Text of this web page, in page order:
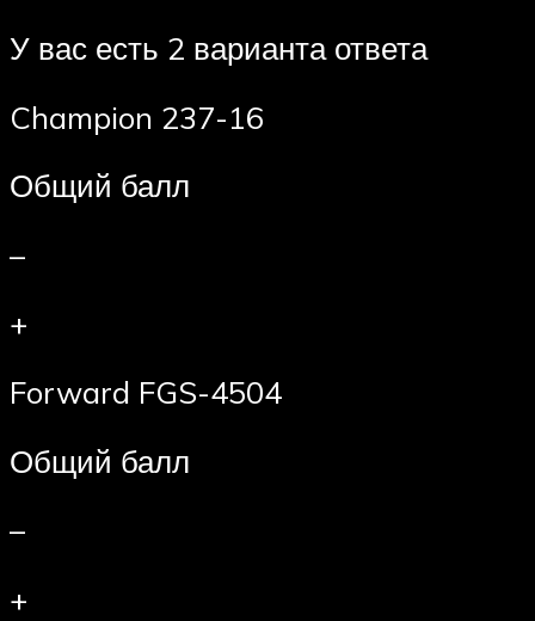
У вас есть 2 варианта ответа
Champion 237-16
Общий балл
–
+
Forward FGS-4504
Общий балл
–
+